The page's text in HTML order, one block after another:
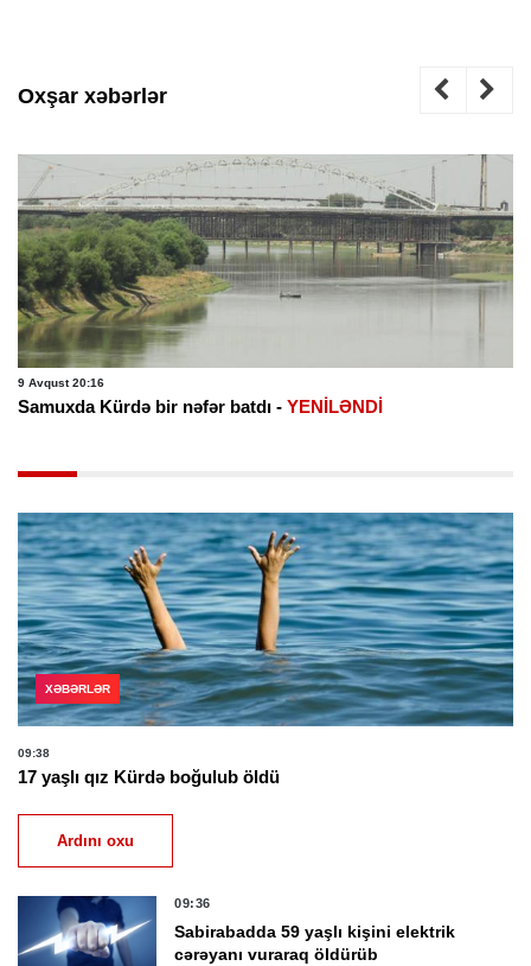
Oxşar xəbərlər
9 Avqust 20:16
Samuxda Kürdə bir nəfər batdı - YENİLƏNDİ
XƏBƏRLƏR
09:38
17 yaşlı qız Kürdə boğulub öldü
Ardını oxu
09:36
Sabirabadda 59 yaşlı kişini elektrik
cərəyanı vuraraq öldürüb